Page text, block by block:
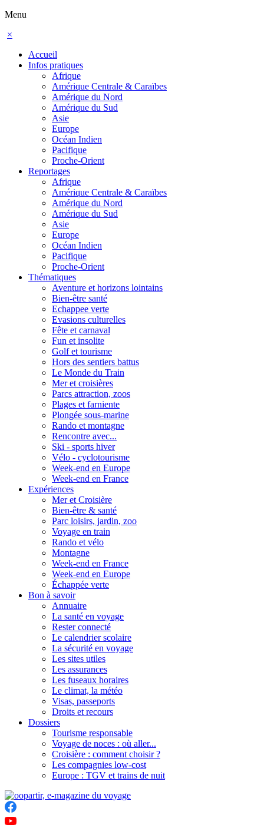
Menu
×
Accueil
Infos pratiques
Afrique
Amérique Centrale & Caraïbes
Amérique du Nord
Amérique du Sud
Asie
Europe
Océan Indien
Pacifique
Proche-Orient
Reportages
Afrique
Amérique Centrale & Caraïbes
Amérique du Nord
Amérique du Sud
Asie
Europe
Océan Indien
Pacifique
Proche-Orient
Thématiques
Aventure et horizons lointains
Bien-être santé
Echappee verte
Evasions culturelles
Fête et carnaval
Fun et insolite
Golf et tourisme
Hors des sentiers battus
Le Monde du Train
Mer et croisières
Parcs attraction, zoos
Plages et farniente
Plongée sous-marine
Rando et montagne
Rencontre avec...
Ski - sports hiver
Vélo - cyclotourisme
Week-end en Europe
Week-end en France
Expériences
Mer et Croisière
Bien-être & santé
Parc loisirs, jardin, zoo
Voyage en train
Rando et vélo
Montagne
Week-end en France
Week-end en Europe
Échappée verte
Bon à savoir
Annuaire
La santé en voyage
Rester connecté
Le calendrier scolaire
La sécurité en voyage
Les sites utiles
Les assurances
Les fuseaux horaires
Le climat, la météo
Visas, passeports
Droits et recours
Dossiers
Tourisme responsable
Voyage de noces : où aller...
Croisière : comment choisir ?
Les compagnies low-cost
Europe : TGV et trains de nuit